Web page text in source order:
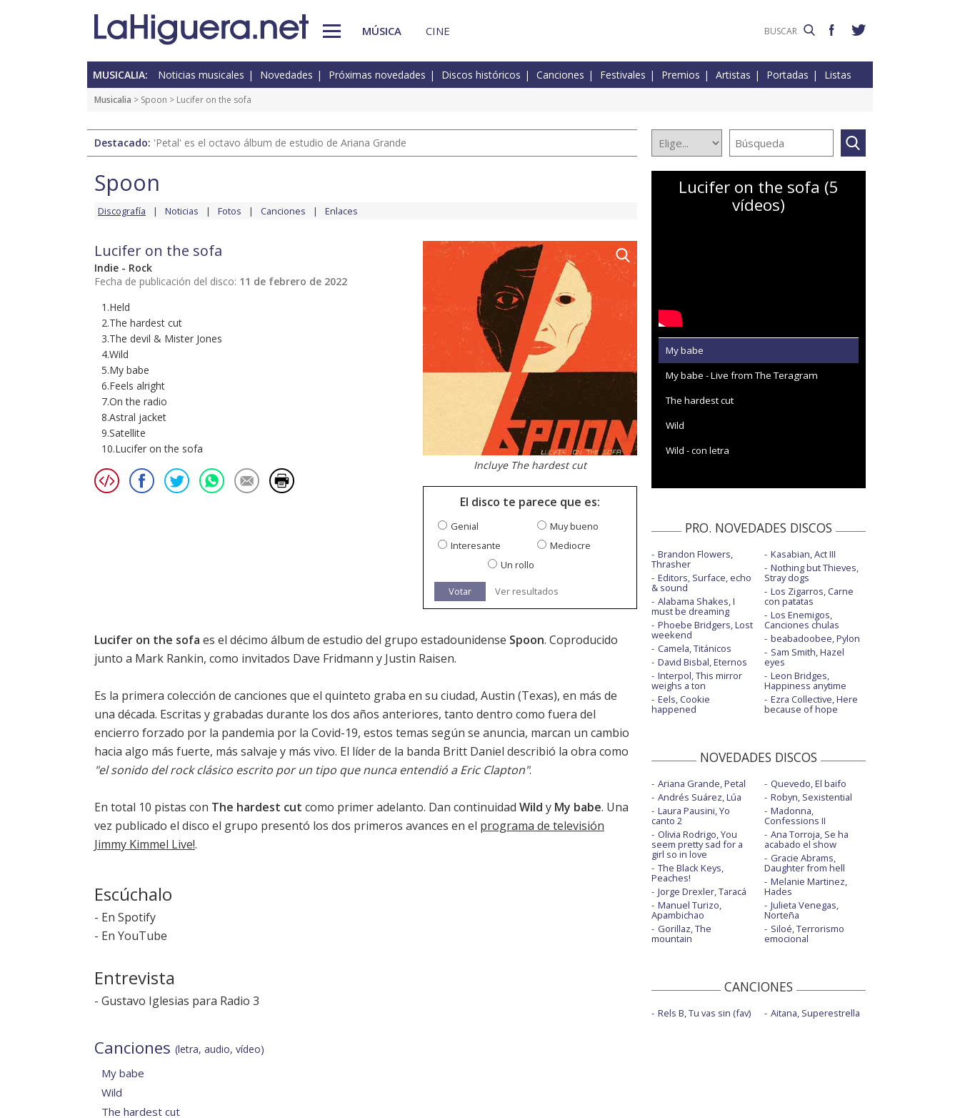
MÚSICA CINE
MUSICALIA: Noticias musicales Novedades Próximas novedades Discos históricos Canciones Festivales Premios Artistas Portadas Listas
Musicalia > Spoon > Lucifer on the sofa
Destacado: 'Petal' es el octavo álbum de estudio de Ariana Grande
Spoon
Discografía Noticias Fotos Canciones Enlaces
Lucifer on the sofa
Indie - Rock
Fecha de publicación del disco: 11 de febrero de 2022
1.Held
2.The hardest cut
3.The devil & Mister Jones
4.Wild
5.My babe
6.Feels alright
7.On the radio
8.Astral jacket
9.Satellite
10.Lucifer on the sofa
Incluye The hardest cut
El disco te parece que es:
Genial
Muy bueno
Interesante
Mediocre
Un rollo
Votar Ver resultados
Lucifer on the sofa es el décimo álbum de estudio del grupo estadounidense Spoon. Coproducido
junto a Mark Rankin, como invitados Dave Fridmann y Justin Raisen.
Es la primera colección de canciones que el quinteto graba en su ciudad, Austin (Texas), en más de
una década. Escritas y grabadas durante los dos años anteriores, tanto dentro como fuera del
encierro forzado por la pandemia por la Covid-19, estos temas según se anuncia, marcan un cambio
hacia algo más fuerte, más salvaje y más vivo. El líder de la banda Britt Daniel describió la obra como
"el sonido del rock clásico escrito por un tipo que nunca entendió a Eric Clapton".
En total 10 pistas con The hardest cut como primer adelanto. Dan continuidad Wild y My babe. Una
vez publicado el disco el grupo presentó los dos primeros avances en el programa de televisión
Jimmy Kimmel Live!.
Escúchalo
- En Spotify
- En YouTube
Entrevista
- Gustavo Iglesias para Radio 3
Canciones (letra, audio, vídeo)
My babe
Wild
The hardest cut
Lucifer on the sofa (5
vídeos)
My babe
My babe - Live from The Teragram
The hardest cut
Wild
Wild - con letra
PRO. NOVEDADES DISCOS
Brandon Flowers,
Thrasher
Editors, Surface, echo
& sound
Alabama Shakes, I
must be dreaming
Phoebe Bridgers, Lost
weekend
Camela, Titánicos
David Bisbal, Eternos
Interpol, This mirror
weighs a ton
Eels, Cookie
happened
Kasabian, Act III
Nothing but Thieves,
Stray dogs
Los Zigarros, Carne
con patatas
Los Enemigos,
Canciones chulas
beabadoobee, Pylon
Sam Smith, Hazel
eyes
Leon Bridges,
Happiness anytime
Ezra Collective, Here
because of hope
NOVEDADES DISCOS
Ariana Grande, Petal
Andrés Suárez, Lúa
Laura Pausini, Yo
canto 2
Olivia Rodrigo, You
seem pretty sad for a
girl so in love
The Black Keys,
Peaches!
Jorge Drexler, Taracá
Manuel Turizo,
Apambichao
Gorillaz, The
mountain
Quevedo, El baifo
Robyn, Sexistential
Madonna,
Confessions II
Ana Torroja, Se ha
acabado el show
Gracie Abrams,
Daughter from hell
Melanie Martinez,
Hades
Julieta Venegas,
Norteña
Siloé, Terrorismo
emocional
CANCIONES
Rels B, Tu vas sin (fav) Aitana, Superestrella